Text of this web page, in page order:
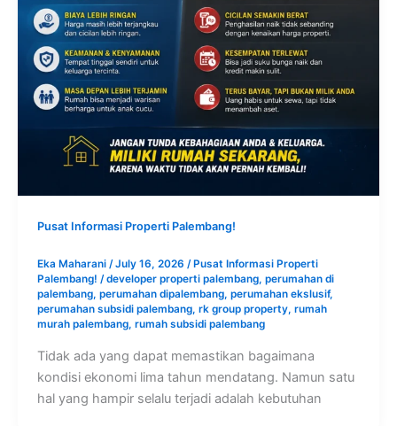
Pusat Informasi Properti Palembang!
Eka Maharani /July 16, 2026 / Pusat Informasi Properti
Palembang! /developer properti palembang, perumahan di
palembang, perumahan dipalembang, perumahan ekslusif,
perumahan subsidi palembang, rk group property, rumah
murah palembang, rumah subsidi palembang
Tidak ada yang dapat memastikan bagaimana
kondisi ekonomi lima tahun mendatang. Namun satu
hal yang hampir selalu terjadi adalah kebutuhan